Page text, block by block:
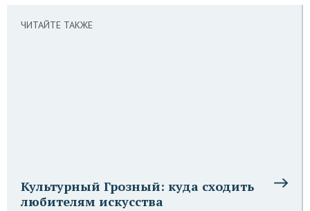
ЧИТАЙТЕ ТАКЖЕ
Культурный Грозный: куда сходить
любителям искусства